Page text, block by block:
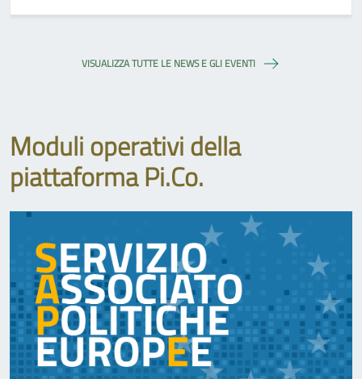
VISUALIZZA TUTTE LE NEWS E GLI EVENTI
Moduli operativi della
piattaforma Pi.Co.